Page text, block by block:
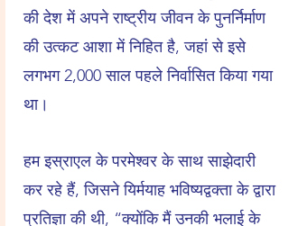
की देश में अपने राष्ट्रीय जीवन के पुनर्निर्माण
की उत्कट आशा में निहित है, जहां से इसे
लगभग 2,000 साल पहले निर्वासित किया गया
था।
हम इस्राएल के परमेश्वर के साथ साझेदारी
कर रहे हैं, जिसने यिर्मयाह भविष्यद्वक्ता के द्वारा
प्रतिज्ञा की थी, “क्योंकि मैं उनकी भलाई के